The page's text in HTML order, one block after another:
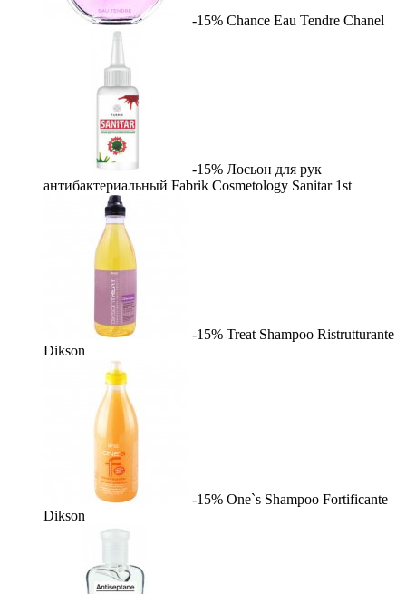
-15% Chance Eau Tendre Chanel
-15% Лосьон для рук
антибактериальный Fabrik Cosmetology Sanitar 1st
-15% Treat Shampoo Ristrutturante
Dikson
-15% One`s Shampoo Fortificante
Dikson